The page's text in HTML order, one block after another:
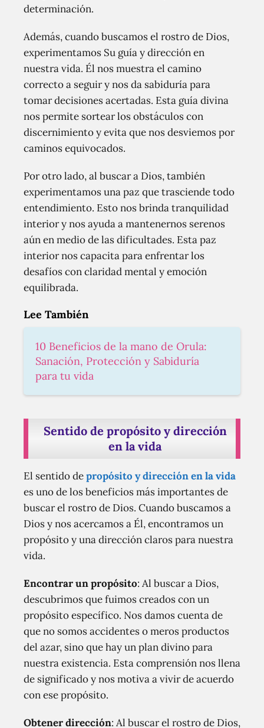
determinación.
Además, cuando buscamos el rostro de Dios,
experimentamos Su guía y dirección en
nuestra vida. Él nos muestra el camino
correcto a seguir y nos da sabiduría para
tomar decisiones acertadas. Esta guía divina
nos permite sortear los obstáculos con
discernimiento y evita que nos desviemos por
caminos equivocados.
Por otro lado, al buscar a Dios, también
experimentamos una paz que trasciende todo
entendimiento. Esto nos brinda tranquilidad
interior y nos ayuda a mantenernos serenos
aún en medio de las dificultades. Esta paz
interior nos capacita para enfrentar los
desafíos con claridad mental y emoción
equilibrada.
Lee También
10 Beneficios de la mano de Orula:
Sanación, Protección y Sabiduría
para tu vida
Sentido de propósito y dirección
en la vida
El sentido depropósito y dirección en la vida
es uno de los beneficios más importantes de
buscar el rostro de Dios. Cuando buscamos a
Dios y nos acercamos a Él, encontramos un
propósito y una dirección claros para nuestra
vida.
Encontrar un propósito: Al buscar a Dios,
descubrimos que fuimos creados con un
propósito específico. Nos damos cuenta de
que no somos accidentes o meros productos
del azar, sino que hay un plan divino para
nuestra existencia. Esta comprensión nos llena
de significado y nos motiva a vivir de acuerdo
con ese propósito.
Obtener dirección: Al buscar el rostro de Dios,